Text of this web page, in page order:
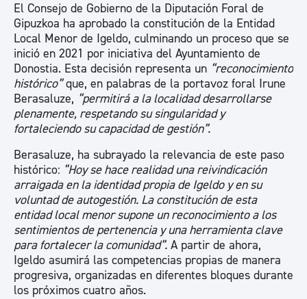
El Consejo de Gobierno de la Diputación Foral de
Gipuzkoa ha aprobado la constitución de la Entidad
Local Menor de Igeldo, culminando un proceso que se
inició en 2021 por iniciativa del Ayuntamiento de
Donostia. Esta decisión representa un “reconocimiento
histórico”que, en palabras de la portavoz foral Irune
Berasaluze, “permitirá a la localidad desarrollarse
plenamente, respetando su singularidad y
fortaleciendo su capacidad de gestión”.
Berasaluze, ha subrayado la relevancia de este paso
histórico: “Hoy se hace realidad una reivindicación
arraigada en la identidad propia de Igeldo y en su
voluntad de autogestión. La constitución de esta
entidad local menor supone un reconocimiento a los
sentimientos de pertenencia y una herramienta clave
para fortalecer la comunidad”. A partir de ahora,
Igeldo asumirá las competencias propias de manera
progresiva, organizadas en diferentes bloques durante
los próximos cuatro años.